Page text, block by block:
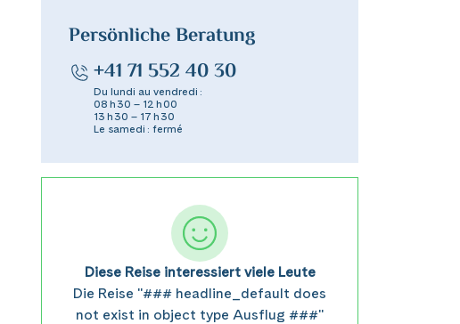
Persönliche Beratung
+41 71 552 40 30
Du lundi au vendredi :
08 h 30 – 12 h 00
13 h 30 – 17 h 30
Le samedi : fermé
Diese Reise interessiert viele Leute
Die Reise "### headline_default does
not exist in object type Ausflug ###"